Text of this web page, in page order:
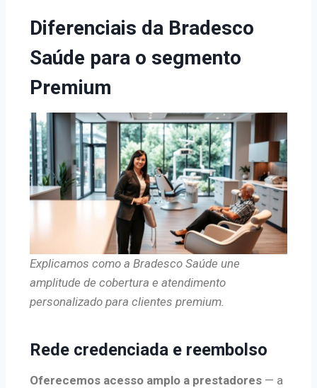
Diferenciais da Bradesco
Saúde para o segmento
Premium
Explicamos como a Bradesco Saúde une
amplitude de cobertura e atendimento
personalizado para clientes premium.
Rede credenciada e reembolso
Oferecemos acesso amplo a prestadores — a